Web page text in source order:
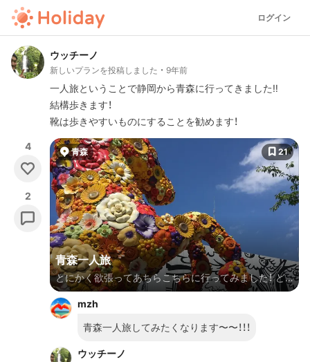
ログイン
ウッチーノ
新しいプランを投稿しました 9年前
一人旅ということで静岡から青森に行ってきました‼︎
結構歩きます！
靴は歩きやすいものにすることを勧めます！
4
2
青森 21
青森一人旅
とにかく欲張ってあちらこちらに行ってみました！ ど
れも十分に堪能しました〜♪ 白神山地の方に行けませ
んでした〜T^T 次は必ず行きます‼︎‼︎
mzh
青森一人旅してみたくなります〜〜！！！
ウッチーノ